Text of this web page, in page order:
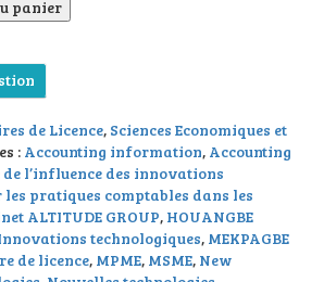
panier
de Licence, Sciences Economiques et
: Accounting information, Accounting
l’influence des innovations
pratiques comptables dans les
ALTITUDE GROUP, HOUANGBE
technologiques, MEKPAGBE
de licence, MPME, MSME, New